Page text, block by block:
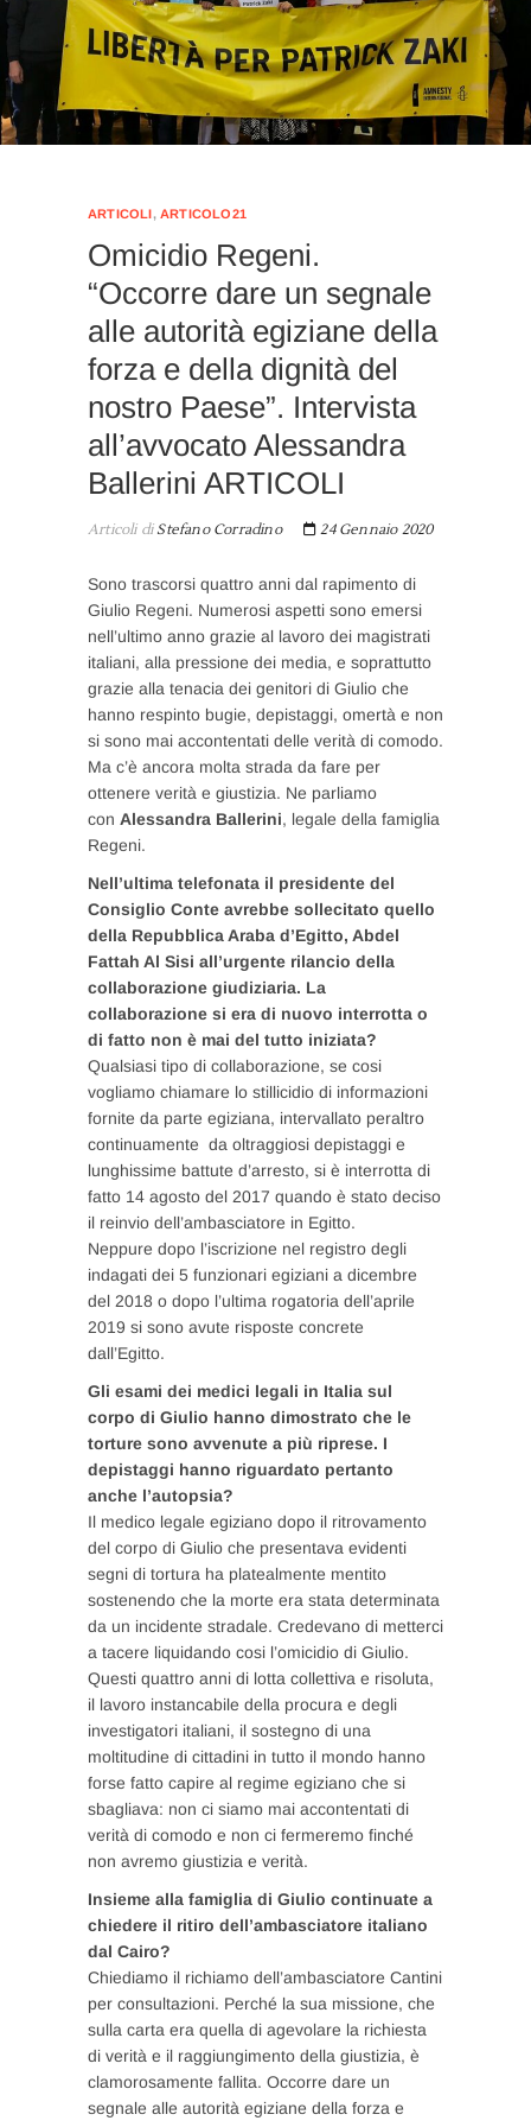
ARTICOLI,ARTICOLO21
Omicidio Regeni.
“Occorre dare un segnale
alle autorità egiziane della
forza e della dignità del
nostro Paese”. Intervista
all’avvocato Alessandra
Ballerini ARTICOLI
Articoli diStefano Corradino 24 Gennaio 2020
Sono trascorsi quattro anni dal rapimento di
Giulio Regeni. Numerosi aspetti sono emersi
nell’ultimo anno grazie al lavoro dei magistrati
italiani, alla pressione dei media, e soprattutto
grazie alla tenacia dei genitori di Giulio che
hanno respinto bugie, depistaggi, omertà e non
si sono mai accontentati delle verità di comodo.
Ma c’è ancora molta strada da fare per
ottenere verità e giustizia. Ne parliamo
con Alessandra Ballerini, legale della famiglia
Regeni.
Nell’ultima telefonata il presidente del
Consiglio Conte avrebbe sollecitato quello
della Repubblica Araba d’Egitto, Abdel
Fattah Al Sisi all’urgente rilancio della
collaborazione giudiziaria. La
collaborazione si era di nuovo interrotta o
di fatto non è mai del tutto iniziata?
Qualsiasi tipo di collaborazione, se cosi
vogliamo chiamare lo stillicidio di informazioni
fornite da parte egiziana, intervallato peraltro
continuamente da oltraggiosi depistaggi e
lunghissime battute d’arresto, si è interrotta di
fatto 14 agosto del 2017 quando è stato deciso
il reinvio dell’ambasciatore in Egitto.
Neppure dopo l’iscrizione nel registro degli
indagati dei 5 funzionari egiziani a dicembre
del 2018 o dopo l’ultima rogatoria dell’aprile
2019 si sono avute risposte concrete
dall’Egitto.
Gli esami dei medici legali in Italia sul
corpo di Giulio hanno dimostrato che le
torture sono avvenute a più riprese. I
depistaggi hanno riguardato pertanto
anche l’autopsia?
Il medico legale egiziano dopo il ritrovamento
del corpo di Giulio che presentava evidenti
segni di tortura ha platealmente mentito
sostenendo che la morte era stata determinata
da un incidente stradale. Credevano di metterci
a tacere liquidando cosi l’omicidio di Giulio.
Questi quattro anni di lotta collettiva e risoluta,
il lavoro instancabile della procura e degli
investigatori italiani, il sostegno di una
moltitudine di cittadini in tutto il mondo hanno
forse fatto capire al regime egiziano che si
sbagliava: non ci siamo mai accontentati di
verità di comodo e non ci fermeremo finché
non avremo giustizia e verità.
Insieme alla famiglia di Giulio continuate a
chiedere il ritiro dell’ambasciatore italiano
dal Cairo?
Chiediamo il richiamo dell’ambasciatore Cantini
per consultazioni. Perché la sua missione, che
sulla carta era quella di agevolare la richiesta
di verità e il raggiungimento della giustizia, è
clamorosamente fallita. Occorre dare un
segnale alle autorità egiziane della forza e